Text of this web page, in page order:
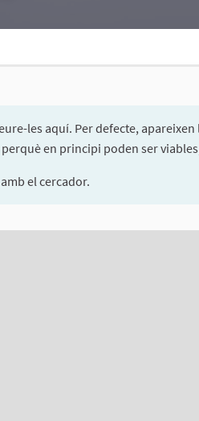
les aquí. Per defecte,
en principi poden ser
amb el cercador.
d'aquesta pàgina com